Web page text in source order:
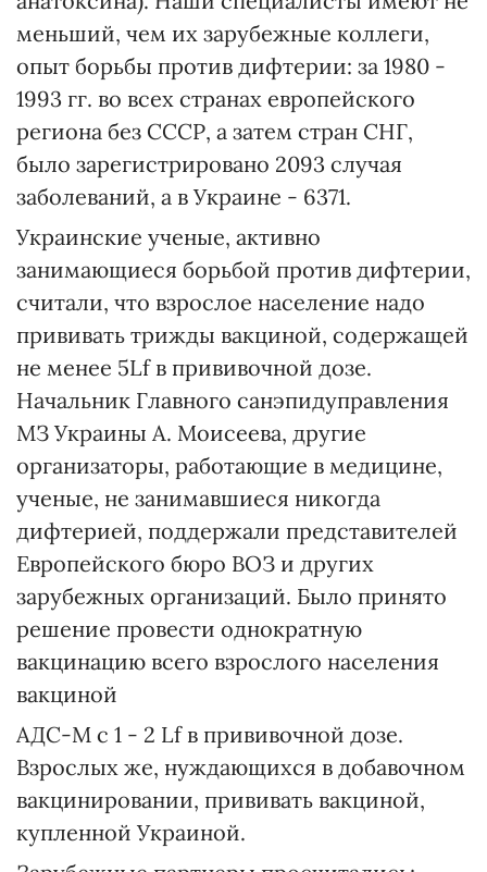
меньший, чем их зарубежные коллеги,
опыт борьбы против дифтерии: за 1980 -
1993 гг. во всех странах европейского
региона без СССР, а затем стран СНГ,
было зарегистрировано 2093 случая
заболеваний, а в Украине - 6371.
Украинские ученые, активно
занимающиеся борьбой против дифтерии,
считали, что взрослое население надо
прививать трижды вакциной, содержащей
не менее 5Lf в прививочной дозе.
Начальник Главного санэпидуправления
МЗ Украины А. Моисеева, другие
организаторы, работающие в медицине,
ученые, не занимавшиеся никогда
дифтерией, поддержали представителей
Европейского бюро ВОЗ и других
зарубежных организаций. Было принято
решение провести однократную
вакцинацию всего взрослого населения
вакциной
АДС-М с 1 - 2 Lf в прививочной дозе.
Взрослых же, нуждающихся в добавочном
вакцинировании, прививать вакциной,
купленной Украиной.